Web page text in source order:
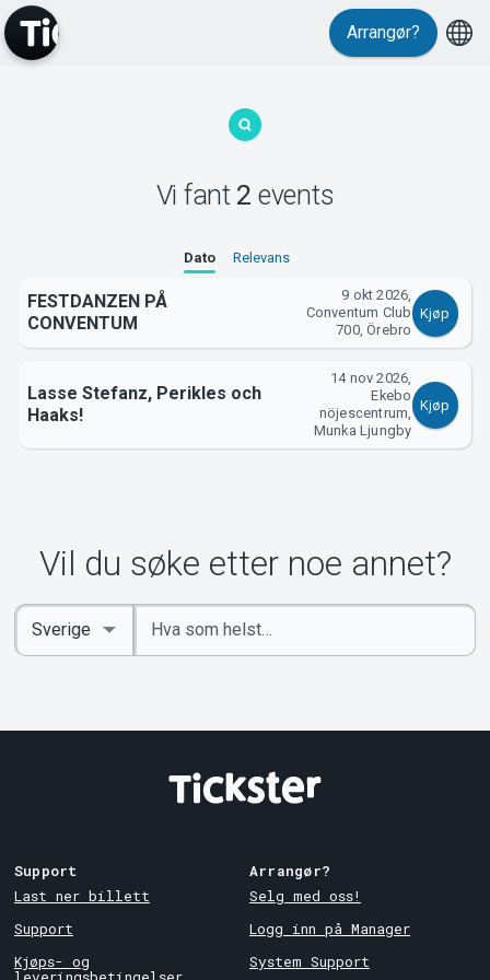
MyTickster
Support
Om Tickster
Arrangør?
Vi fant 2 events
Dato Relevans
FESTDANZEN PÅ
CONVENTUM
9 okt 2026,
Conventum Club
700, Örebro
Kjøp
Lasse Stefanz, Perikles och
Haaks!
14 nov 2026,
Ekebo
nöjescentrum,
Munka Ljungby
Kjøp
Vil du søke etter noe annet?
Angi
nøkkelord
Select
Country
Support
Last ner billett
Support
Kjøps- og
Arrangør?
Selg med oss!
Logg inn på Manager
System Support